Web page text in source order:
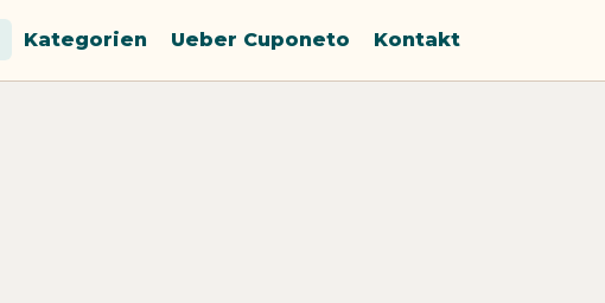
Kategorien Ueber Cuponeto Kontakt